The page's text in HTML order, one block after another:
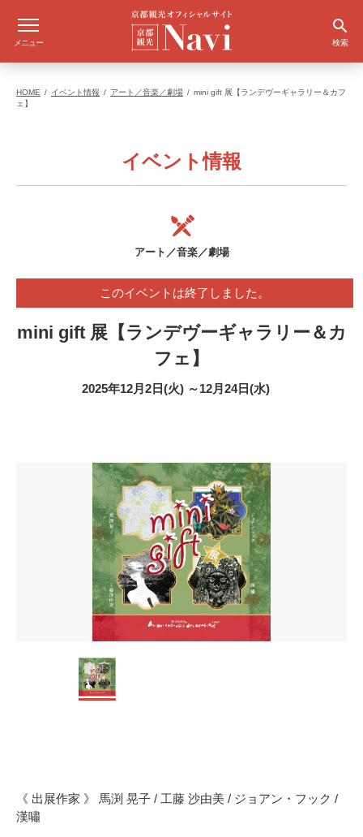
メニュー 検索
HOME イベント情報 アート／音楽／劇場
mini gift 展【ランデヴーギャラリー＆カフ
ェ】
イベント情報
アート／音楽／劇場
このイベントは終了しました。
mini gift 展【ランデヴーギャラリー＆カ
フェ】
2025年12月2日(火) ～12月24日(水)
《 出展作家 》 馬渕 晃子 / 工藤 沙由美 / ジョアン・フック /
漢嘯